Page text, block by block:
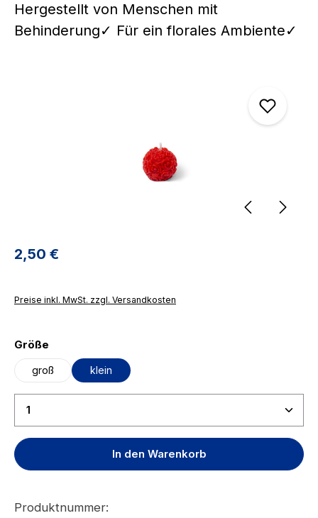
Hergestellt von Menschen mit
Behinderung✓ Für ein florales Ambiente✓
Regulärer Preis:
2,50 €
Preise inkl. MwSt. zzgl. Versandkosten
Größe
groß klein
Produkt Anzahl: Gib den gewünschten Wert ein
In den Warenkorb
Produktnummer: